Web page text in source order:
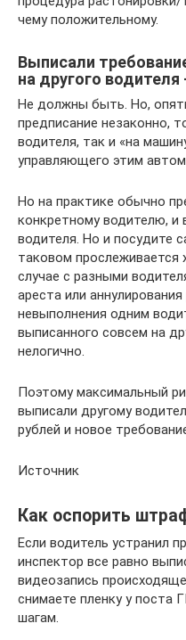
чему положительному.
Выписали
на другого
Не должны быть. Но,
предписание незаконно,
водителя, так и «на
управляющего этим
Но на практике обычно
конкретному водителю, и
водителя. Но и посудите
таковом прослеживается
случае с разными
ареста или
невыполнения одним
выписанного совсем на
нелогично.
Поэтому максимальный
выписали другому
рублей и новое
Источник
Как оспорить
Если водитель устранил
инспектор все равно
видеозапись
снимаете пленку у поста
шагам.